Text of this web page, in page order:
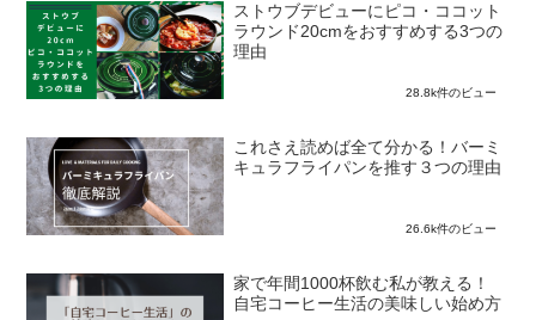
ストウブデビューにピコ・ココット
ラウンド20cmをおすすめする3つの
理由
28.8k件のビュー
これさえ読めば全て分かる！バーミ
キュラフライパンを推す３つの理由
26.6k件のビュー
家で年間1000杯飲む私が教える！
自宅コーヒー生活の美味しい始め方